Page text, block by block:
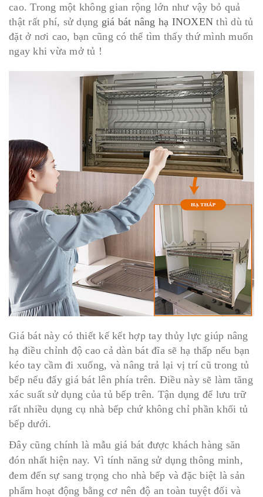
cao. Trong một không gian rộng lớn như vậy bỏ quả
thật rất phí, sử dụng giá bát nâng hạ INOXEN thì dù tủ
đặt ở nơi cao, bạn cũng có thể tìm thấy thứ mình muốn
ngay khi vừa mở tủ !
Giá bát này có thiết kế kết hợp tay thủy lực giúp nâng
hạ điều chỉnh độ cao cả dàn bát đĩa sẽ hạ thấp nếu bạn
kéo tay cầm đi xuống, và nâng trả lại vị trí cũ trong tủ
bếp nếu đẩy giá bát lên phía trên. Điều này sẽ làm tăng
xác suất sử dụng của tủ bếp trên. Tận dụng để lưu trữ
rất nhiều dụng cụ nhà bếp chứ không chỉ phần khối tủ
bếp dưới.
Đây cũng chính là mẫu giá bát được khách hàng săn
đón nhất hiện nay. Vì tính năng sử dụng thông minh,
đem đến sự sang trọng cho nhà bếp và đặc biệt là sản
phẩm hoạt động bằng cơ nên độ an toàn tuyệt đối và